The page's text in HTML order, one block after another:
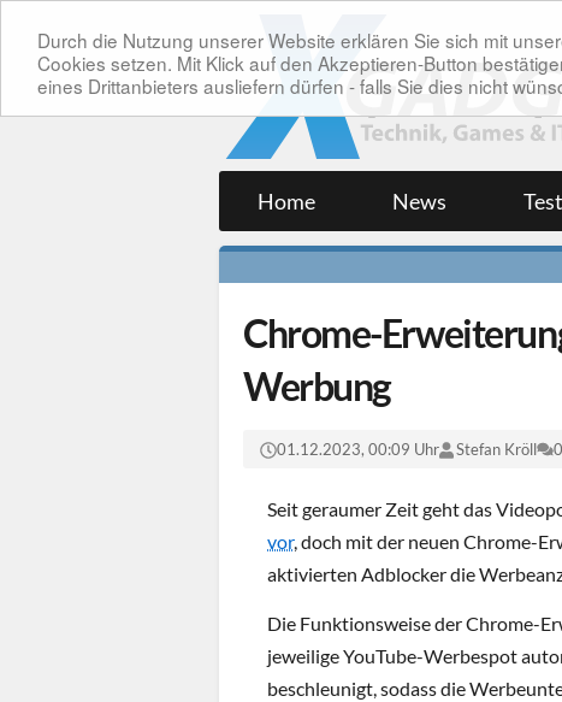
Durch die Nutzung unserer Website erklären Sie sich mit
Cookies setzen. Mit Klick auf den Akzeptieren-Button
eines Drittanbieters ausliefern dürfen - falls Sie dies nicht
Home News
Chrome-
Werbung
01.12.2023, 00:09 Uhr Stefan Kröll
Seit geraumer Zeit geht das
vor, doch mit der neuen Chrome-
aktivierten Adblocker die
Die Funktionsweise der Chrome-
jeweilige YouTube-Werbespot
beschleunigt, sodass die